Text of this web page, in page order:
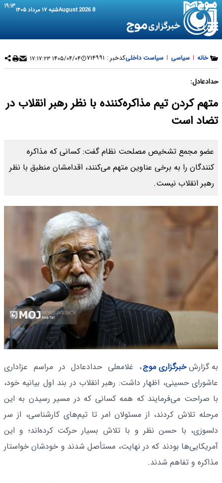
8 August 2026 شنبه ۱۷ مرداد ۱۴۰۵ ۱۹:۱۳
خانه | سیاسی | سیاست داخلیکدخبر : ۷۱۴۹۹۱ ۱۴۰۵/۰۴/۰۴ ۱۷:۱۷:۲۳
حدادعادل:
متهم کردن تیم مذاکره‌کننده با نظر رهبر انقلاب در
تضاد است
عضو مجمع تشخیص مصلحت نظام گفت: کسانی که مذاکره
کنندگان را به برخی عناوین متهم می‌کنند، اقدامشان منطبق با نظر
رهبر انقلاب نیست.
به گزارشخبرگزاری موج، غلامعلی حدادعادل در مراسم عزاداری
عاشورای حسینی، اظهار داشت: رهبر انقلاب در بند اول بیانیه خود،
با صراحت می‌فرمایند که همه‌ کسانی که در مسیر رسیدن به این
مرحله تلاش کردند، از مسئولان امر تا تیم‌های کارشناسی، از سر
دلسوزی، با حسن‌ نظر و با تلاش بسیار حرکت کرده‌اند؛ و این
آمریکایی‌ها بودند که در نهایت، مستأصل شدند و خودشان خواستار
مذاکره و تفاهم شدند.